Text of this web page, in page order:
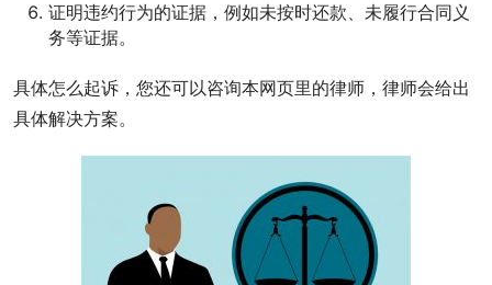
证明违约行为的证据，例如未按时还款、未履行合同义
务等证据。
具体怎么起诉，您还可以咨询本网页里的律师，律师会给出
具体解决方案。